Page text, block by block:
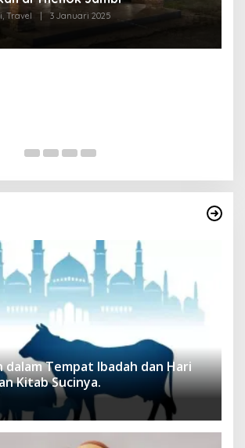
Travel | 3 Januari 2025
dalam Tempat Ibadah dan Hari
Kitab Sucinya.